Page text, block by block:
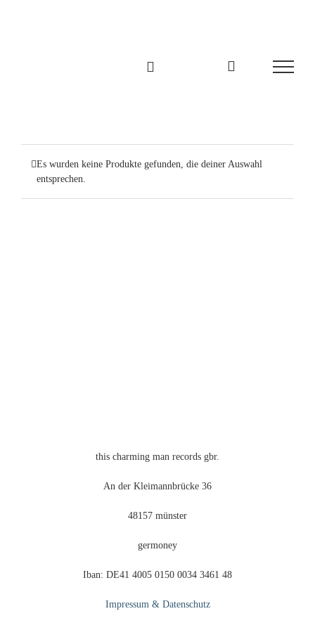
Es wurden keine Produkte gefunden, die deiner Auswahl
entsprechen.
this charming man records gbr.
An der Kleimannbrücke 36
48157 münster
germoney
Iban: DE41 4005 0150 0034 3461 48
Impressum & Datenschutz